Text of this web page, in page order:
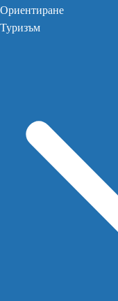
Ориентиране
Туризъм